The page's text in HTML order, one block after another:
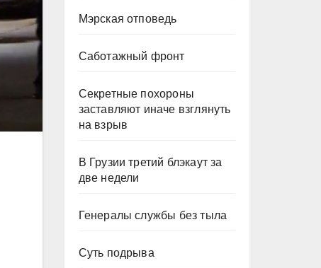
Мэрская отповедь
Саботажный фронт
Секретные похороны
заставляют иначе взглянуть
на взрыв
В Грузии третий блэкаут за
две недели
Генералы службы без тыла
Суть подрыва